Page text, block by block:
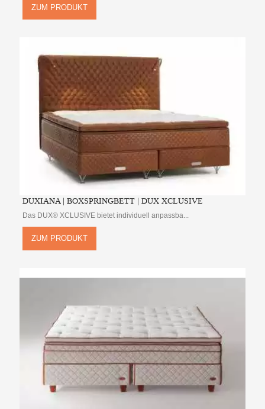
ZUM PRODUKT
DUXIANA | BOXSPRINGBETT | DUX XCLUSIVE
Das DUX® XCLUSIVE bietet individuell anpassba...
ZUM PRODUKT